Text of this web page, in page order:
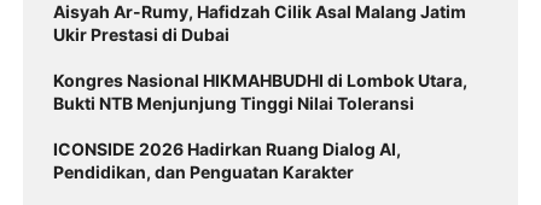
Aisyah Ar-Rumy, Hafidzah Cilik Asal Malang Jatim
Ukir Prestasi di Dubai
Kongres Nasional HIKMAHBUDHI di Lombok Utara,
Bukti NTB Menjunjung Tinggi Nilai Toleransi
‎ICONSIDE 2026 Hadirkan Ruang Dialog AI,
Pendidikan, dan Penguatan Karakter ‎